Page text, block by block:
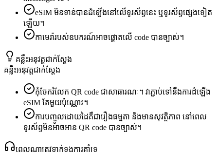
eSIM មិនទាន់បានដំឡើងនៅលើទូរស័ព្ទនេះ ឬទូរស័ព្ទផ្សេងទៀត
ឡើយ។
កាមេរ៉ារបស់ឧបករណ៍អាចផ្ដោតលើ code បានច្បាស់។
គន្លឹះអនុវត្តជាក់ស្តែង
គន្លឹះអនុវត្តជាក់ស្តែង
កុំចែករំលែក QR code ជាសាធារណៈ។ វាភ្ជាប់ទៅនឹងការដំឡើង
eSIM តែមួយប៉ុណ្ណោះ។
ការបញ្ចូលដោយដៃគឺជារឿងធម្មតា និងមានសុវត្ថិភាព នៅពេល
ទូរស័ព្ទមិនអាចអាន QR code បានច្បាស់។
ពេលណាត្រូវទាក់ទងការគាំទ្រ